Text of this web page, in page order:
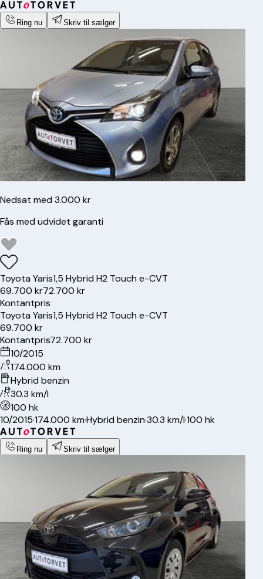
Ring nu Skriv til sælger
Nedsat med 3.000 kr
Fås med udvidet garanti
ToyotaYaris1,5 Hybrid H2 Touch e-CVT
69.700 kr72.700 kr
Kontantpris
ToyotaYaris1,5 Hybrid H2 Touch e-CVT
69.700 kr
Kontantpris72.700 kr
10/2015
174.000 km
Hybrid benzin
30.3 km/l
100 hk
10/2015·174.000 km·Hybrid benzin·30.3 km/l·100 hk
Ring nu Skriv til sælger